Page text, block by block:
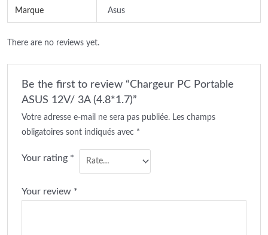
Marque Asus
There are no reviews yet.
Be the first to review “Chargeur PC Portable
ASUS 12V/ 3A (4.8*1.7)”
Votre adresse e-mail ne sera pas publiée. Les champs
obligatoires sont indiqués avec *
Your rating *
Your review *